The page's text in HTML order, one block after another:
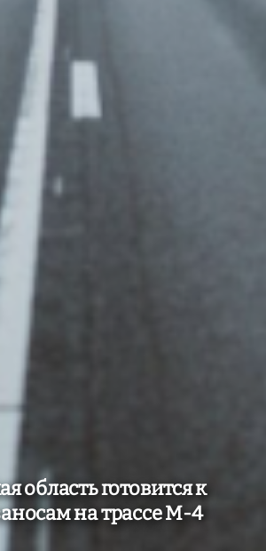
область готовится к
на трассе М-4